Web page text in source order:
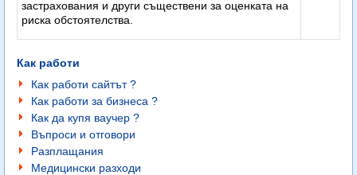
застрахования и други съществени за оценката на
риска обстоятелства.
Как работи
Как работи сайтът ?
Как работи за бизнеса ?
Как да купя ваучер ?
Въпроси и отговори
Разплащания
Медицински разходи